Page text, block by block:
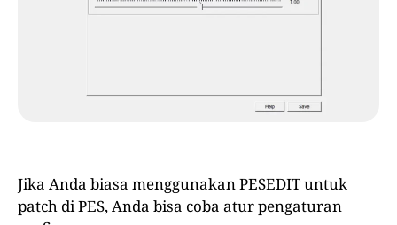
Jika Anda biasa menggunakan PESEDIT untuk
patch di PES, Anda bisa coba atur pengaturan